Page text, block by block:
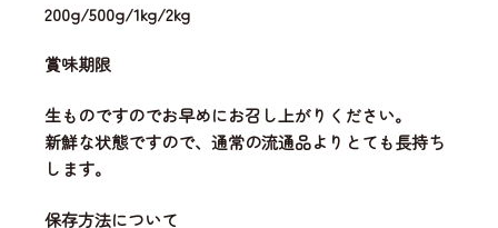
200g/500g/1kg/2kg
賞味期限
生ものですのでお早めにお召し上がりください。
新鮮な状態ですので、通常の流通品よりとても長持ち
します。
保存方法について